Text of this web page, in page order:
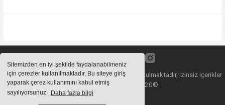
Sitemizden en iyi şekilde faydalanabilmeniz
için çerezler kullanılmaktadır. Bu siteye giriş
yaparak çerez kullanımını kabul etmiş
sayılıyorsunuz. Daha fazla bilgi
Sitemizde bulunan içeriklerin tüm hakları saklı tutulmaktadır, izinsiz içerikler
kullanılamaz. Copyright 2020©